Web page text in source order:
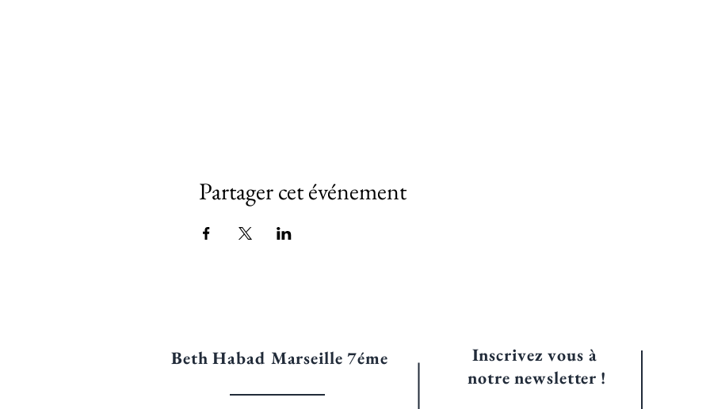
Partager cet événement
Beth Habad Marseille 7éme
Inscrivez vous à
notrenewsletter !